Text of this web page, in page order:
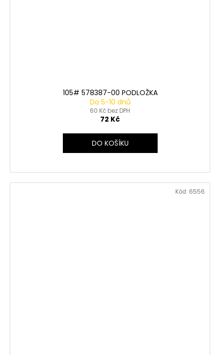
105# 578387-00 PODLOŽKA
Do 5-10 dnů
60 Kč bez DPH
72 Kč
DO KOŠÍKU
Kód: 6556